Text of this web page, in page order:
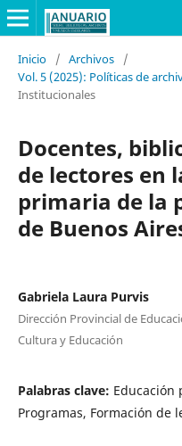
Inicio / Archivos
/
Vol. 5 (2025): Políticas de
Institucionales
Docentes,
de lectores en
primaria de la
de Buenos
Gabriela Laura Purvis
Dirección Provincial de
Cultura y Educación
Palabras clave: Educación
Programas, Formación de